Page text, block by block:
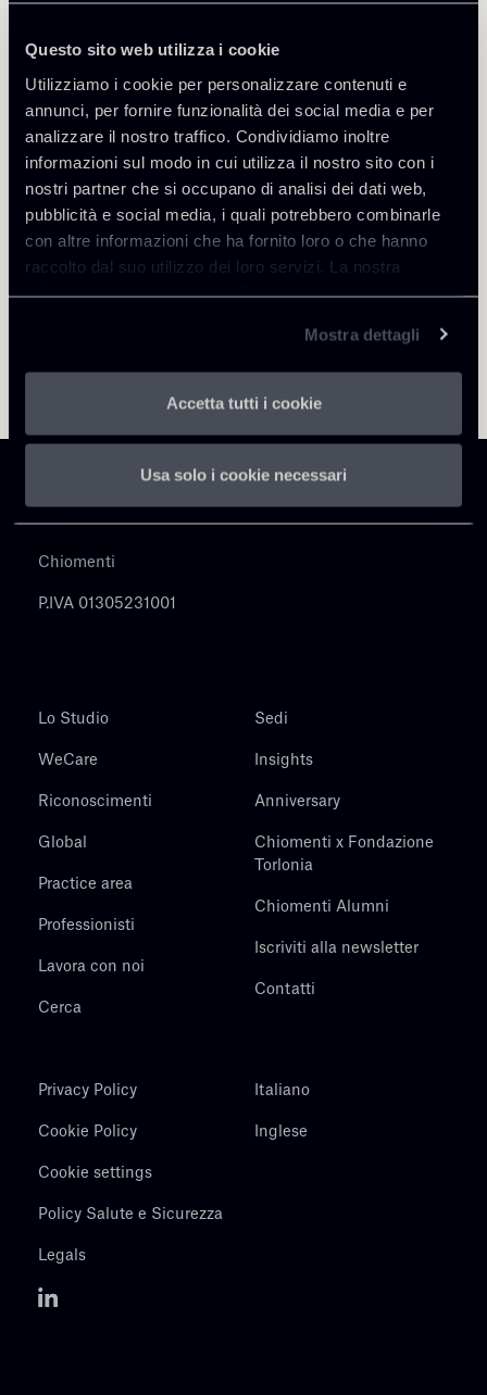
Questo sito web utilizza i cookie
Utilizziamo i cookie per personalizzare contenuti e
annunci, per fornire funzionalità dei social media e per
analizzare il nostro traffico. Condividiamo inoltre
informazioni sul modo in cui utilizza il nostro sito con i
nostri partner che si occupano di analisi dei dati web,
pubblicità e social media, i quali potrebbero combinarle
con altre informazioni che ha fornito loro o che hanno
raccolto dal suo utilizzo dei loro servizi. La nostra
informativa privacy è disponibilequi.
Mostra dettagli
Accetta tutti i cookie
Usa solo i cookie necessari
Torna agli Insights
SENIOR OF COUNSEL
Cristoforo Osti
Roma - Milano
Scopri il professionista
Chiomenti
P.IVA 01305231001
Lo Studio
WeCare
Riconoscimenti
Global
Practice area
Professionisti
Lavora con noi
Cerca
Sedi
Insights
Anniversary
Chiomenti x Fondazione
Torlonia
Chiomenti Alumni
Iscriviti alla newsletter
Contatti
Privacy Policy
Cookie Policy
Cookie settings
Policy Salute e Sicurezza
Legals
Italiano
Inglese